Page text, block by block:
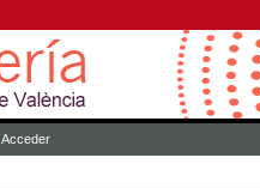
Acceder